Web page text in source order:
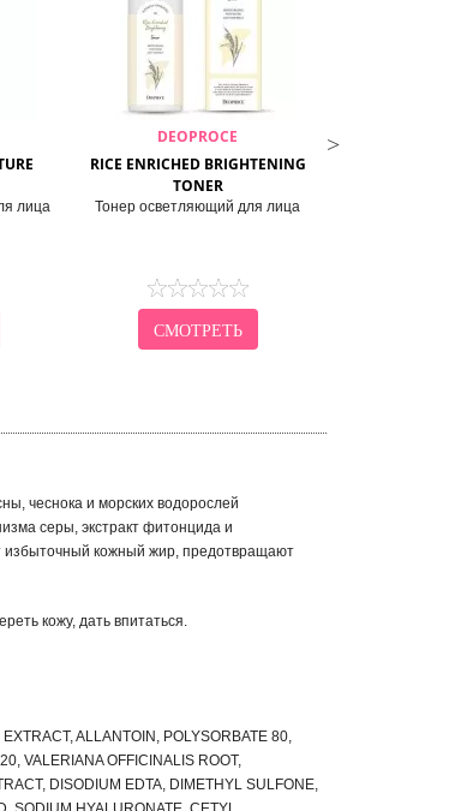
лица
DEOPROCE
RICE ENRICHED BRIGHTENING
TONER
Тонер осветляющий для лица
СМОТРЕТЬ
чеснока и морских водорослей
серы, экстракт фитонцида и
избыточный кожный жир, предотвращают
кожу, дать впитаться.
ALLANTOIN, POLYSORBATE 80,
VALERIANA OFFICINALIS ROOT,
DISODIUM EDTA, DIMETHYL SULFONE,